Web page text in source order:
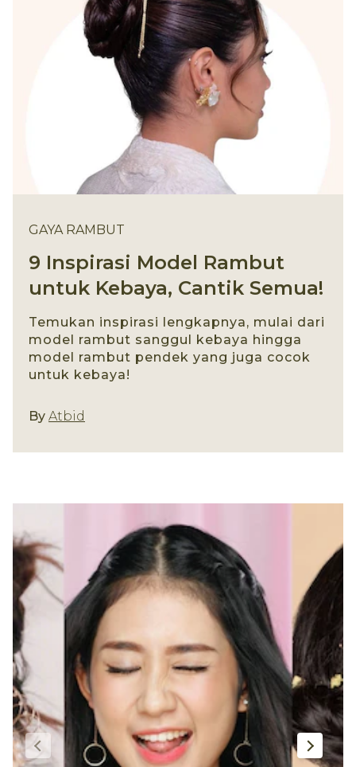
GAYA RAMBUT
9 Inspirasi Model Rambut
untuk Kebaya, Cantik Semua!
Temukan inspirasi lengkapnya, mulai dari
model rambut sanggul kebaya hingga
model rambut pendek yang juga cocok
untuk kebaya!
By Atbid